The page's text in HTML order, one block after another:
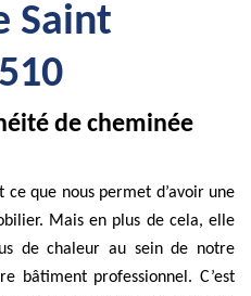
Saint
de cheminée
ce que nous permet d’avoir une
Mais en plus de cela, elle
de chaleur au sein de notre
bâtiment professionnel. C’est